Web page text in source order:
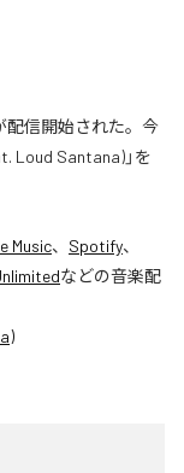
配信開始された。今
Loud Santana)」を
Music、 Spotify、
などの音楽配